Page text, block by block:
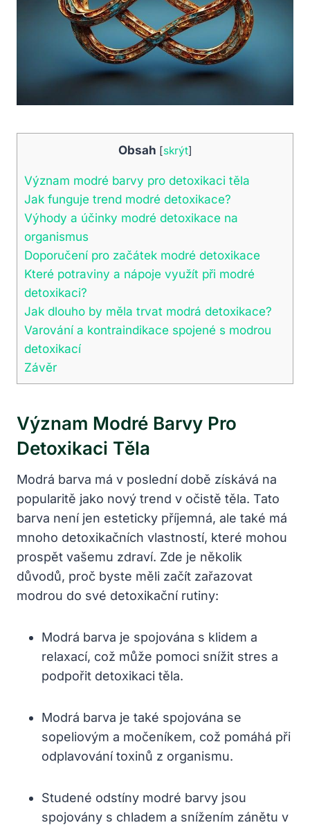
Obsah [skrýt]
Význam modré barvy pro detoxikaci těla
Jak funguje trend modré detoxikace?
Výhody a účinky modré detoxikace na
organismus
Doporučení pro začátek modré detoxikace
Které potraviny a nápoje využít při modré
detoxikaci?
Jak dlouho by měla trvat modrá detoxikace?
Varování a kontraindikace spojené s modrou
detoxikací
Závěr
Význam Modré Barvy Pro
Detoxikaci Těla
Modrá barva má v poslední době získává na
popularitě jako nový trend v očistě těla. Tato
barva není jen esteticky příjemná, ale také má
mnoho detoxikačních vlastností, které mohou
prospět vašemu zdraví. Zde je několik
důvodů, proč byste měli začít zařazovat
modrou do své detoxikační rutiny:
Modrá barva je spojována s klidem a
relaxací, což může pomoci snížit stres a
podpořit detoxikaci těla.
Modrá barva je také spojována se
sopeliovým a močeníkem, což pomáhá při
odplavování toxinů z organismu.
Studené odstíny modré barvy jsou
spojovány s chladem a snížením zánětu v